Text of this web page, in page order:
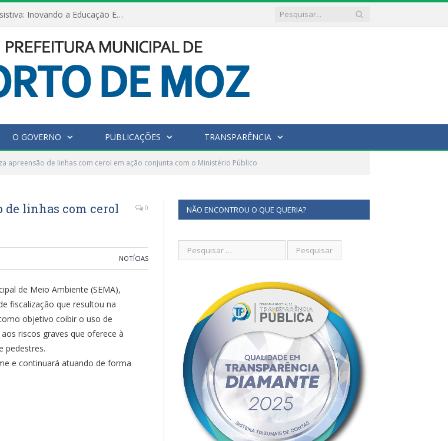
Inteligência Artificial e Tecnologia Assistiva: Inovando a Educação Especial e Inclusiva
O GOVERNO PUBLICAÇÕES TRANSPARÊNCIA
apreensão de linhas com cerol em ação conjunta com o Ministério Público
de linhas com cerol
0
NOTÍCIAS
de Meio Ambiente (SEMA),
fiscalização que resultou na
objetivo coibir o uso de
riscos graves que oferece à
pedestres.
e continuará atuando de forma
NÃO ENCONTROU O QUE QUERIA?